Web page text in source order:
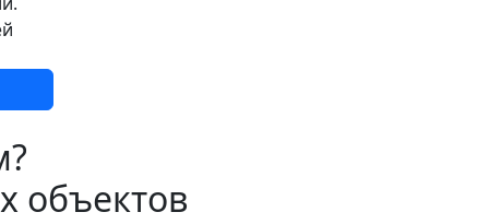
объектов